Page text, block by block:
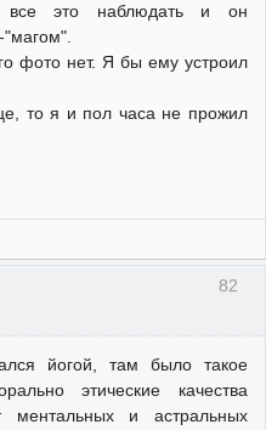
все это наблюдать и он
фото нет. Я бы ему устроил
то я и пол часа не прожил
82
йогой, там было такое
этические качества
и астральных